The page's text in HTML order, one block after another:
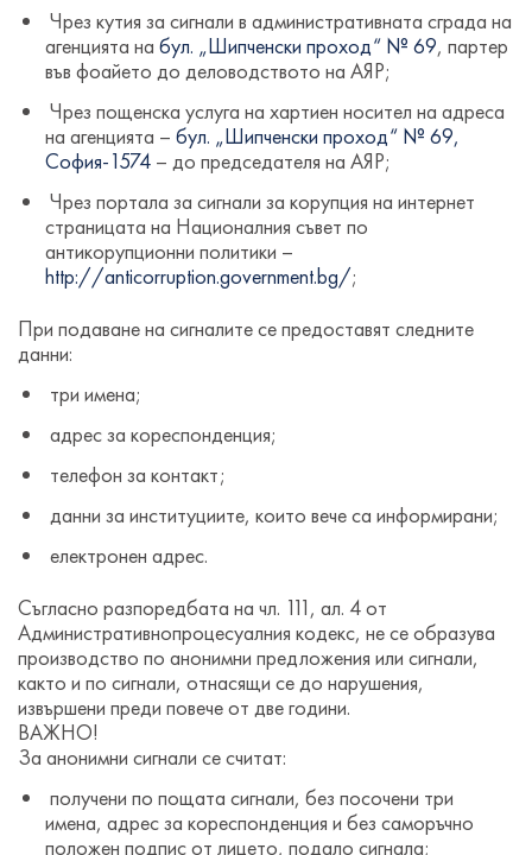
Чрез кутия за сигнали в административната сграда на
агенцията набул. „Шипченски проход“ № 69, партер
във фоайето до деловодството на АЯР;
Чрез пощенска услуга на хартиен носител на адреса
на агенцията –бул. „Шипченски проход“ № 69,
София-1574 – до председателя на АЯР;
Чрез портала за сигнали за корупция на интернет
страницата на Националния съвет по
антикорупционни политики –
http://anticorruption.government.bg/;
При подаване на сигналите се предоставят следните
данни:
три имена;
адрес за кореспонденция;
телефон за контакт;
данни за институциите, които вече са информирани;
електронен адрес.
Съгласно разпоредбата на чл. 111, ал. 4 от
Административнопроцесуалния кодекс, не се образува
производство по анонимни предложения или сигнали,
както и по сигнали, отнасящи се до нарушения,
извършени преди повече от две години.
ВАЖНО!
За анонимни сигнали се считат:
получени по пощата сигнали, без посочени три
имена, адрес за кореспонденция и без саморъчно
положен подпис от лицето, подало сигнала;